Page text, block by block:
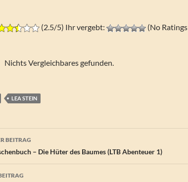
(2.5/5) Ihr vergebt:
(No Ratings
Nichts Vergleichbares gefunden.
LEA STEIN
BEITRAG
– Die Hüter des Baumes (LTB Abenteuer 1)